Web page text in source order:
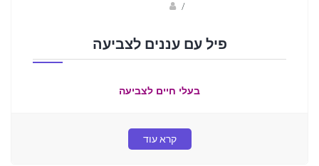
/
פיל עם עננים לצביעה
בעלי חיים לצביעה
קרא עוד